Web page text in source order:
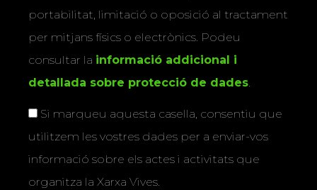
portabilitat, limitació o oposició al tractament
per mitjans físics o electrònics. Podeu
consultar la informació addicional i
detallada sobre protecció de dades.
Si marqueu aquesta casella, consentiu que
utilitzem les vostres dades per a enviar-vos
informació sobre els actes i activitats que
organitza la Xarxa Vives.